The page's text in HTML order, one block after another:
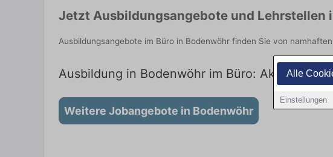
Alle
Einstellungen
Jetzt Ausbildungsangebote und Lehrstellen
Ausbildungsangebote im Büro in Bodenwöhr finden Sie von
Ausbildung in Bodenwöhr im Büro: Aktuell
Weitere Jobangebote in Bodenwöhr